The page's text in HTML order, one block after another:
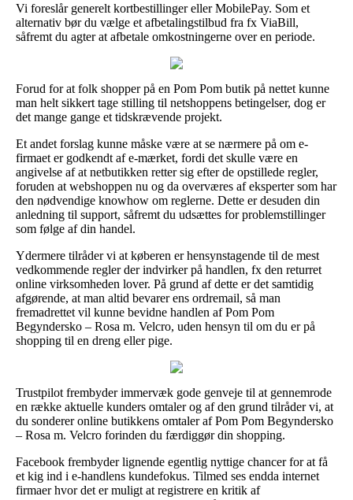
Vi foreslår generelt kortbestillinger eller MobilePay. Som et
alternativ bør du vælge et afbetalingstilbud fra fx ViaBill,
såfremt du agter at afbetale omkostningerne over en periode.
Forud for at folk shopper på en Pom Pom butik på nettet kunne
man helt sikkert tage stilling til netshoppens betingelser, dog er
det mange gange et tidskrævende projekt.
Et andet forslag kunne måske være at se nærmere på om e-
firmaet er godkendt af e-mærket, fordi det skulle være en
angivelse af at netbutikken retter sig efter de opstillede regler,
foruden at webshoppen nu og da overværes af eksperter som har
den nødvendige knowhow om reglerne. Dette er desuden din
anledning til support, såfremt du udsættes for problemstillinger
som følge af din handel.
Ydermere tilråder vi at køberen er hensynstagende til de mest
vedkommende regler der indvirker på handlen, fx den returret
online virksomheden lover. På grund af dette er det samtidig
afgørende, at man altid bevarer ens ordremail, så man
fremadrettet vil kunne bevidne handlen af Pom Pom
Begyndersko – Rosa m. Velcro, uden hensyn til om du er på
shopping til en dreng eller pige.
Trustpilot frembyder immervæk gode genveje til at gennemrode
en række aktuelle kunders omtaler og af den grund tilråder vi, at
du sonderer online butikkens omtaler af Pom Pom Begyndersko
– Rosa m. Velcro forinden du færdiggør din shopping.
Facebook frembyder lignende egentlig nyttige chancer for at få
et kig ind i e-handlens kundefokus. Tilmed ses endda internet
firmaer hvor det er muligt at registrere en kritik af